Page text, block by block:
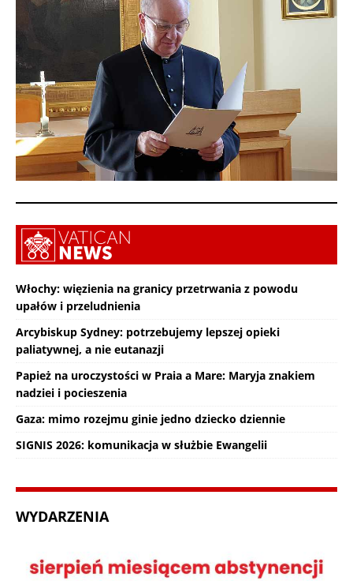
Włochy: więzienia na granicy przetrwania z powodu
upałów i przeludnienia
Arcybiskup Sydney: potrzebujemy lepszej opieki
paliatywnej, a nie eutanazji
Papież na uroczystości w Praia a Mare: Maryja znakiem
nadziei i pocieszenia
Gaza: mimo rozejmu ginie jedno dziecko dziennie
SIGNIS 2026: komunikacja w służbie Ewangelii
WYDARZENIA